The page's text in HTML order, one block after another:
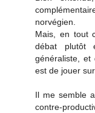
norvégien.
Mais, en tout
débat plutôt
généraliste, et
est de jouer
Il me semble
contre-